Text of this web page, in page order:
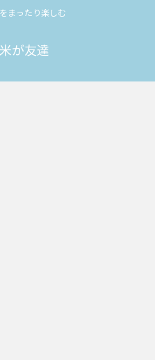
まったり楽しむ
が友達